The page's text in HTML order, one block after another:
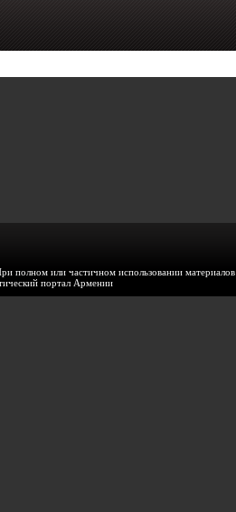
полном или частичном использовании
портал Армении